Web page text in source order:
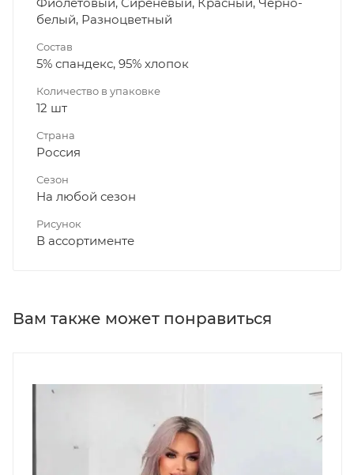
белый, Разноцветный
Состав
5% спандекс, 95% хлопок
Количество в упаковке
12 шт
Страна
Россия
Сезон
На любой сезон
Рисунок
В ассортименте
Вам также может понравиться